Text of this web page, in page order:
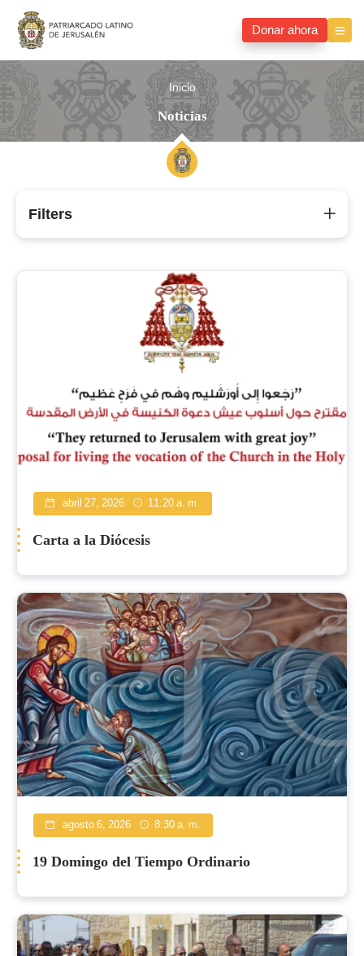
Donar ahora
Inicio
Noticias
Filters
abril 27, 2026 11:20 a. m.
Carta a la Diócesis
agosto 6, 2026 8:30 a. m.
19 Domingo del Tiempo Ordinario